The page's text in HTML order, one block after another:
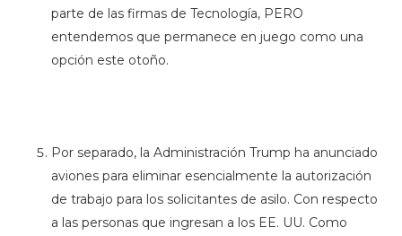
parte de las firmas de Tecnología, PERO
entendemos que permanece en juego como una
opción este otoño.
Por separado, la Administración Trump ha anunciado
aviones para eliminar esencialmente la autorización
de trabajo para los solicitantes de asilo. Con respecto
a las personas que ingresan a los EE. UU. Como